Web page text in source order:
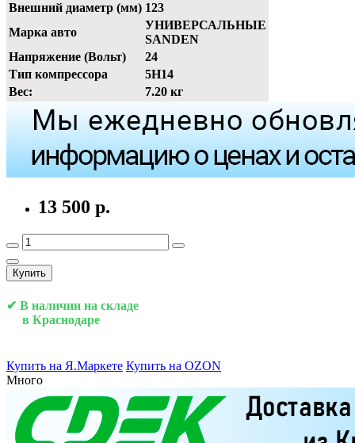
Внешний диаметр (мм) 123
Марка авто
УНИВЕРСАЛЬНЫЕ
SANDEN
Напряжение (Вольт)
24
Тип компрессора
5H14
Вес:
7.20 кг
13 500 р.
Купить
✔ В наличии на складе
в Краснодаре
Купить на Я.Маркете Купить на OZON
Много